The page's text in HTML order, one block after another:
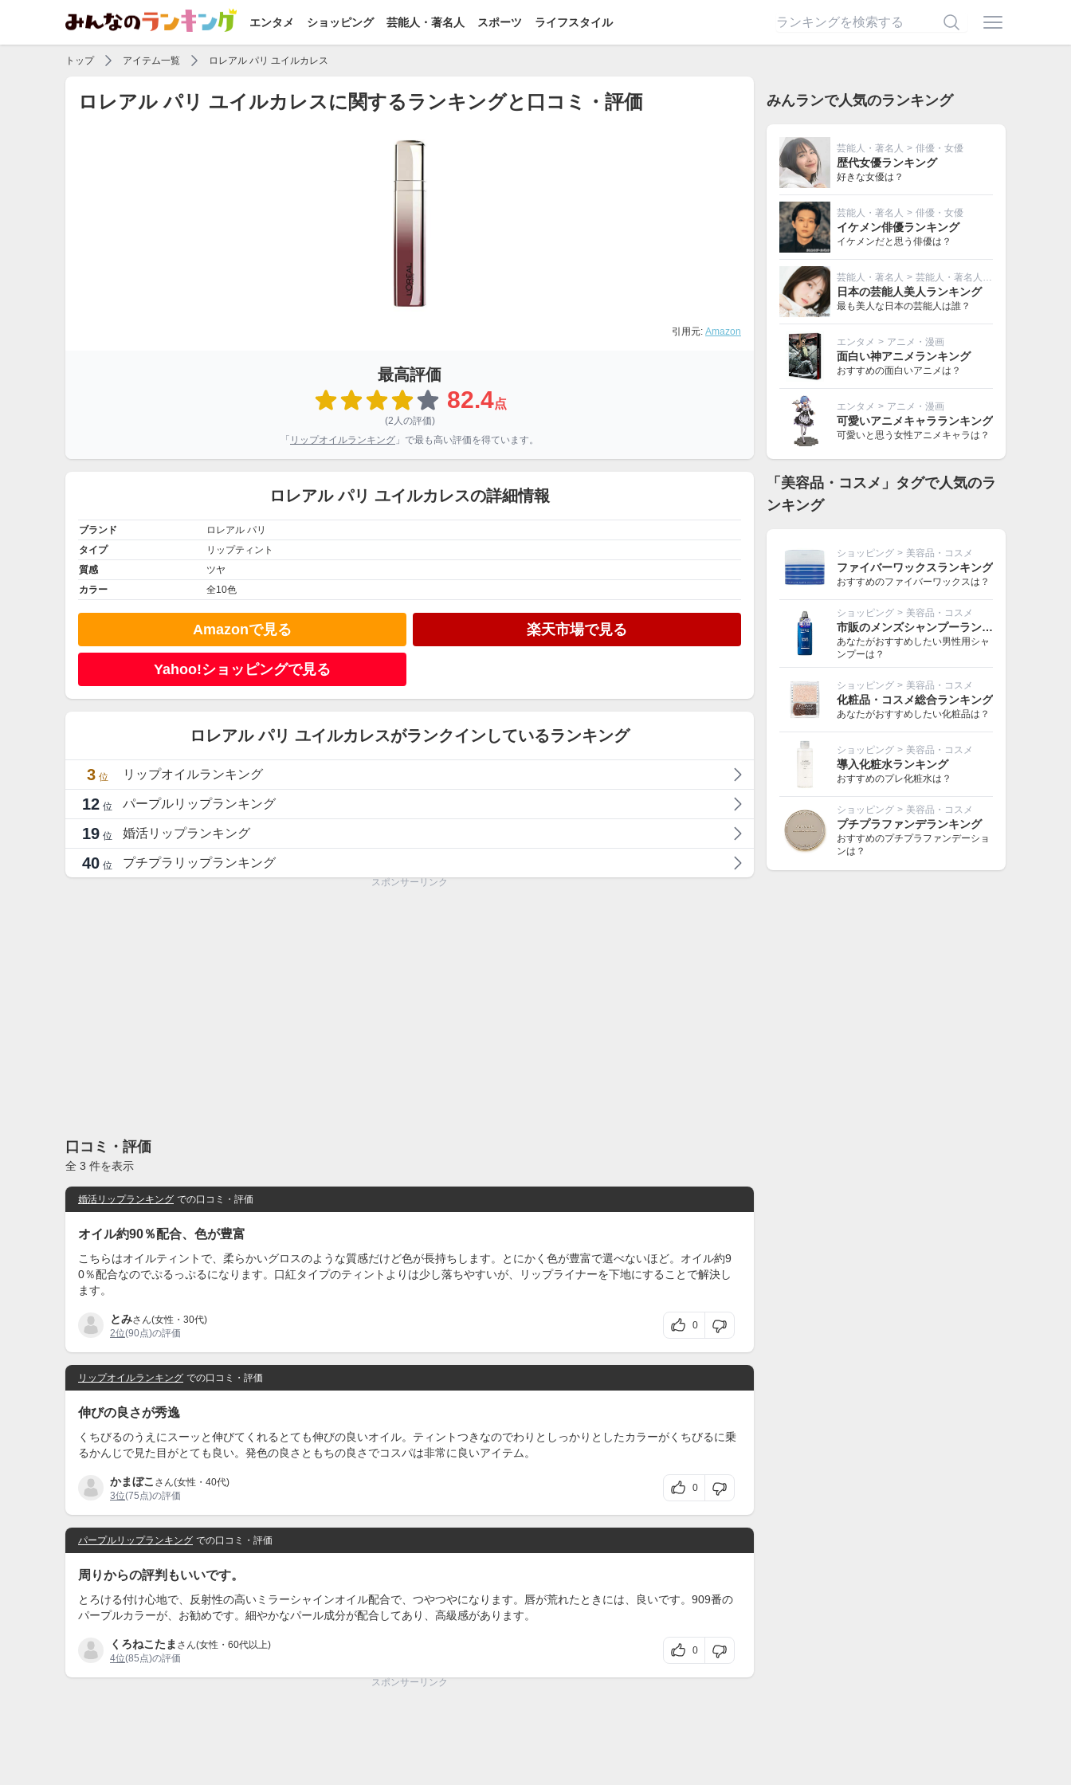
エンタメ ショッピング 芸能人・著名人 スポーツ ライフスタイル
トップ アイテム一覧 ロレアル パリ ユイルカレス
ロレアル パリ ユイルカレスに関するランキングと口コミ・評価
引用元: Amazon
最高評価
82.4点
(2人の評価)
「 リップオイルランキング 」で最も高い評価を得ています。
ロレアル パリ ユイルカレスの詳細情報
ブランド
ロレアル パリ
タイプ
リップティント
質感
ツヤ
カラー
全10色
Amazonで見る 楽天市場で見る
Yahoo!ショッピングで見る
ロレアル パリ ユイルカレスがランクインしているランキング
3 位 リップオイルランキング
12 位 パープルリップランキング
19 位 婚活リップランキング
40 位 プチプラリップランキング
スポンサーリンク
口コミ・評価
全 3 件を表示
婚活リップランキング での口コミ・評価
オイル約90％配合、色が豊富
こちらはオイルティントで、柔らかいグロスのような質感だけど色が長持ちします。とにかく色が豊富で選べないほど。オイル約9
0％配合なのでぷるっぷるになります。口紅タイプのティントよりは少し落ちやすいが、リップライナーを下地にすることで解決し
ます。
とみさん(女性・30代)
2位(90点)の評価
0
リップオイルランキング での口コミ・評価
伸びの良さが秀逸
くちびるのうえにスーッと伸びてくれるとても伸びの良いオイル。ティントつきなのでわりとしっかりとしたカラーがくちびるに乗
るかんじで見た目がとても良い。発色の良さともちの良さでコスパは非常に良いアイテム。
かまぼこ さん(女性・40代)
3位(75点)の評価
0
パープルリップランキング での口コミ・評価
周りからの評判もいいです。
とろける付け心地で、反射性の高いミラーシャインオイル配合で、つやつやになります。唇が荒れたときには、良いです。909番の
パープルカラーが、お勧めです。細やかなパール成分が配合してあり、高級感があります。
くろねこたま さん(女性・60代以上)
4位(85点)の評価
0
スポンサーリンク
みんランで人気のランキング
芸能人・著名人 > 俳優・女優
歴代女優ランキング
好きな女優は？
芸能人・著名人 > 俳優・女優
イケメン俳優ランキング
イケメンだと思う俳優は？
芸能人・著名人 > 芸能人・著名人その他
日本の芸能人美人ランキング
最も美人な日本の芸能人は誰？
エンタメ > アニメ・漫画
面白い神アニメランキング
おすすめの面白いアニメは？
エンタメ > アニメ・漫画
可愛いアニメキャラランキング
可愛いと思う女性アニメキャラは？
「美容品・コスメ」タグで人気のラ
ンキング
ショッピング > 美容品・コスメ
ファイバーワックスランキング
おすすめのファイバーワックスは？
ショッピング > 美容品・コスメ
市販のメンズシャンプーランキング
あなたがおすすめしたい男性用シャ
ンプーは？
ショッピング > 美容品・コスメ
化粧品・コスメ総合ランキング
あなたがおすすめしたい化粧品は？
ショッピング > 美容品・コスメ
導入化粧水ランキング
おすすめのプレ化粧水は？
ショッピング > 美容品・コスメ
プチプラファンデランキング
おすすめのプチプラファンデーショ
ンは？